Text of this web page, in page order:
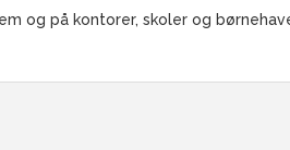
og på kontorer, skoler og